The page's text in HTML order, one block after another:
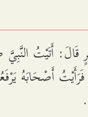
أَتَيْتُ النَّبِيَّ
أَصْحَابَهُ